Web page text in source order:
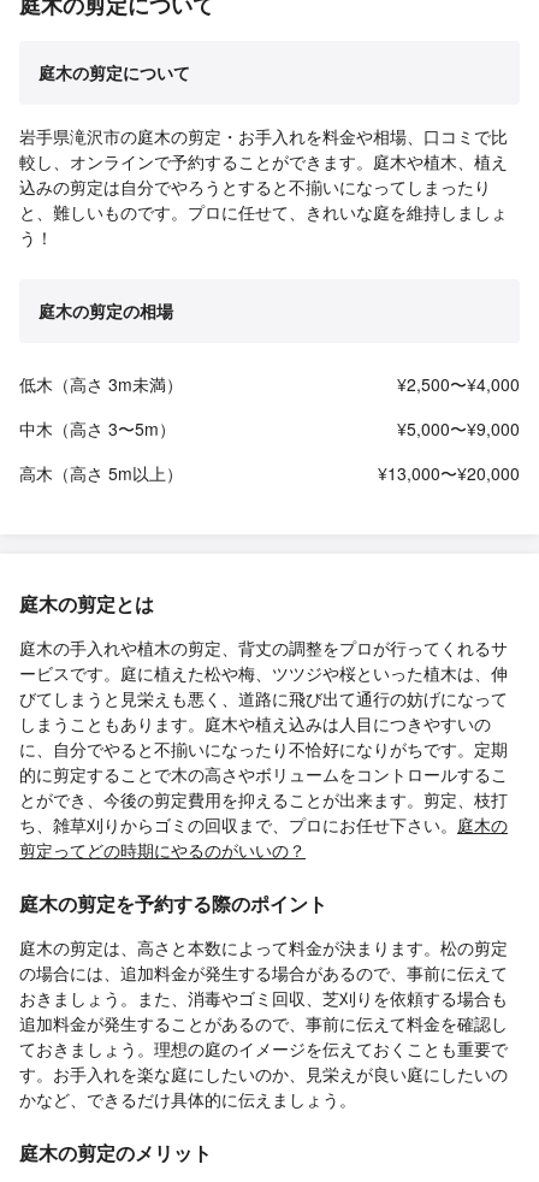
庭木の剪定について
岩手県滝沢市の庭木の剪定・お手入れを料金や相場、口コミで比
較し、オンラインで予約することができます。庭木や植木、植え
込みの剪定は自分でやろうとすると不揃いになってしまったり
と、難しいものです。プロに任せて、きれいな庭を維持しましょ
う！
庭木の剪定の相場
低木（高さ 3m未満）
¥2,500〜¥4,000
中木（高さ 3〜5m）
¥5,000〜¥9,000
高木（高さ 5m以上）
¥13,000〜¥20,000
庭木の剪定とは
庭木の手入れや植木の剪定、背丈の調整をプロが行ってくれるサ
ービスです。庭に植えた松や梅、ツツジや桜といった植木は、伸
びてしまうと見栄えも悪く、道路に飛び出て通行の妨げになって
しまうこともあります。庭木や植え込みは人目につきやすいの
に、自分でやると不揃いになったり不恰好になりがちです。定期
的に剪定することで木の高さやボリュームをコントロールするこ
とができ、今後の剪定費用を抑えることが出来ます。剪定、枝打
ち、雑草刈りからゴミの回収まで、プロにお任せ下さい。 庭木の
剪定ってどの時期にやるのがいいの？
庭木の剪定を予約する際のポイント
庭木の剪定は、高さと本数によって料金が決まります。松の剪定
の場合には、追加料金が発生する場合があるので、事前に伝えて
おきましょう。また、消毒やゴミ回収、芝刈りを依頼する場合も
追加料金が発生することがあるので、事前に伝えて料金を確認し
ておきましょう。理想の庭のイメージを伝えておくことも重要で
す。お手入れを楽な庭にしたいのか、見栄えが良い庭にしたいの
かなど、できるだけ具体的に伝えましょう。
庭木の剪定のメリット